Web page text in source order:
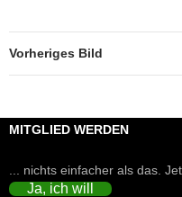
Vorheriges Bild
MITGLIED WERDEN
... nichts einfacher als das.
Ja, ich will